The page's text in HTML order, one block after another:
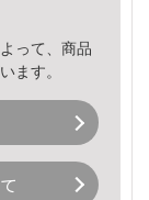
って、商品
ます。